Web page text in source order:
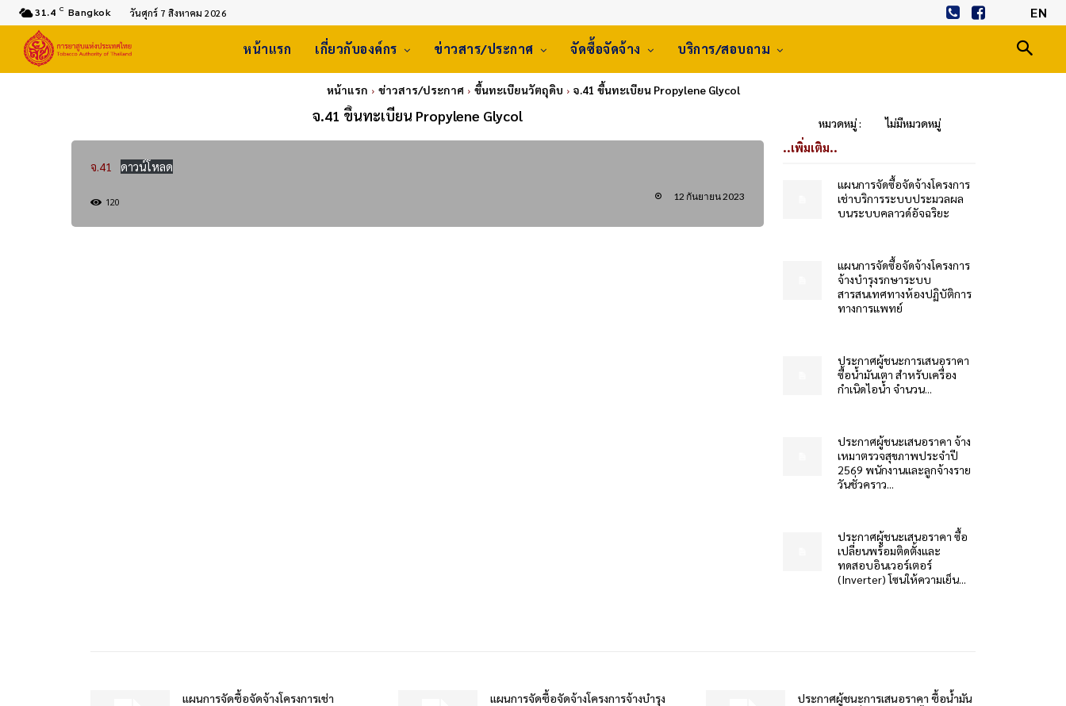
31.4 C Bangkok วันศุกร์ 7 สิงหาคม 2026 EN
หน้าแรก เกี่ยวกับองค์กร ข่าวสาร/ประกาศ จัดซื้อจัดจ้าง บริการ/สอบถาม
หน้าแรก ข่าวสาร/ประกาศ ขึ้นทะเบียนวัตถุดิบ จ.41 ขึ้นทะเบียน Propylene Glycol
จ.41 ขึ้นทะเบียน Propylene Glycol หมวดหมู่ : ไม่มีหมวดหมู่
จ.41 ดาวน์โหลด
120 12 กันยายน 2023
..เพิ่มเติม..
แผนการจัดซื้อจัดจ้างโครงการ
เช่าบริการระบบประมวลผล
บนระบบคลาวด์อัจฉริยะ
แผนการจัดซื้อจัดจ้างโครงการ
จ้างบำรุงรกษาระบบ
สารสนเทศทางห้องปฏิบัติการ
ทางการแพทย์
ประกาศผู้ชนะการเสนอราคา
ซื้อน้ำมันเตา สำหรับเครื่อง
กำเนิดไอน้ำ จำนวน...
ประกาศผู้ชนะเสนอราคา จ้าง
เหมาตรวจสุขภาพประจำปี
2569 พนักงานและลูกจ้างราย
วันชั่วคราว...
ประกาศผู้ชนะเสนอราคา ซื้อ
เปลี่ยนพร้อมติดตั้งและ
ทดสอบอินเวอร์เตอร์
(Inverter) โซนให้ความเย็น...
แผนการจัดซื้อจัดจ้างโครงการเช่า
แผนการจัดซื้อจัดจ้างโครงการจ้างบำรุง
ประกาศผู้ชนะการเสนอราคา ซื้อน้ำมัน